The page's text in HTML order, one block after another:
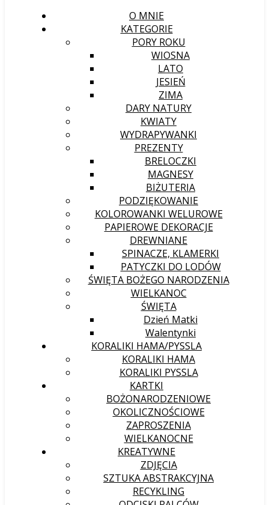
O MNIE
KATEGORIE
PORY ROKU
WIOSNA
LATO
JESIEŃ
ZIMA
DARY NATURY
KWIATY
WYDRAPYWANKI
PREZENTY
BRELOCZKI
MAGNESY
BIŻUTERIA
PODZIĘKOWANIE
KOLOROWANKI WELUROWE
PAPIEROWE DEKORACJE
DREWNIANE
SPINACZE, KLAMERKI
PATYCZKI DO LODÓW
ŚWIĘTA BOŻEGO NARODZENIA
WIELKANOC
ŚWIĘTA
Dzień Matki
Walentynki
KORALIKI HAMA/PYSSLA
KORALIKI HAMA
KORALIKI PYSSLA
KARTKI
BOŻONARODZENIOWE
OKOLICZNOŚCIOWE
ZAPROSZENIA
WIELKANOCNE
KREATYWNE
ZDJĘCIA
SZTUKA ABSTRAKCYJNA
RECYKLING